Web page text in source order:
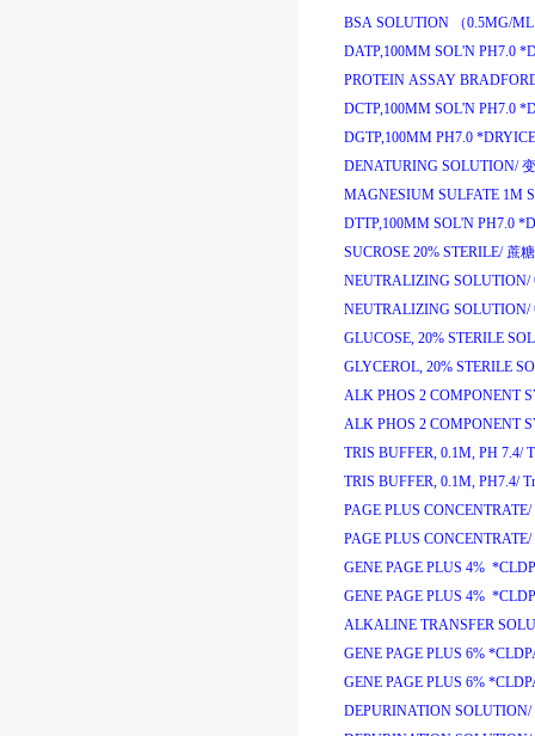
BSA SOLUTION （0.5MG/
DATP,100MM SOL'N PH7.0
PROTEIN ASSAY
DCTP,100MM SOL'N PH7.0
DGTP,100MM PH7.0
DENATURING SOLUTION/
MAGNESIUM SULFATE 1M
DTTP,100MM SOL'N PH7.0
SUCROSE 20% STERILE/ 蔗
NEUTRALIZING SOLUTION/
NEUTRALIZING SOLUTION/
GLUCOSE, 20% STERILE
GLYCEROL, 20% STERILE
ALK PHOS 2 COMPONENT
ALK PHOS 2 COMPONENT
TRIS BUFFER, 0.1M, PH 7.4/
TRIS BUFFER, 0.1M, PH7.4/
PAGE PLUS CONCENTRATE/
PAGE PLUS CONCENTRATE/
GENE PAGE PLUS 4%
GENE PAGE PLUS 4%
ALKALINE TRANSFER
GENE PAGE PLUS 6%
GENE PAGE PLUS 6%
DEPURINATION SOLUTION/